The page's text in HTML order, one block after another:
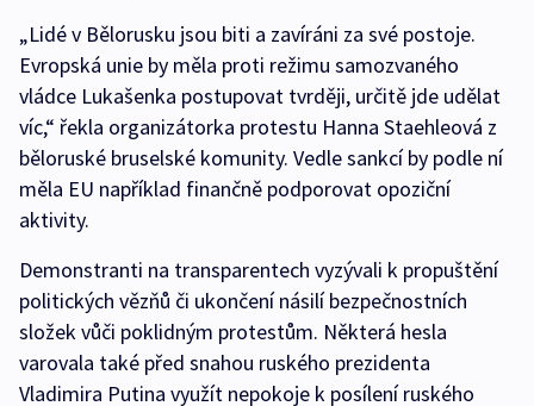
„Lidé v Bělorusku jsou biti a zavíráni za své postoje.
Evropská unie by měla proti režimu samozvaného
vládce Lukašenka postupovat tvrději, určitě jde udělat
víc,“ řekla organizátorka protestu Hanna Staehleová z
běloruské bruselské komunity. Vedle sankcí by podle ní
měla EU například finančně podporovat opoziční
aktivity.
Demonstranti na transparentech vyzývali k propuštění
politických vězňů či ukončení násilí bezpečnostních
složek vůči poklidným protestům. Některá hesla
varovala také před snahou ruského prezidenta
Vladimira Putina využít nepokoje k posílení ruského